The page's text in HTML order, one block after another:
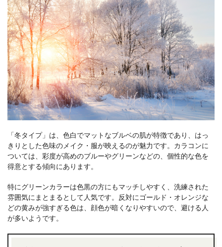
「冬タイプ」は、色白でマットなブルベの肌が特徴であり、はっ
きりとした色味のメイク・服が映えるのが魅力です。カラコンに
ついては、彩度が高めのブルーやグリーンなどの、個性的な色を
得意とする傾向にあります。
特にグリーンカラーは色黒の方にもマッチしやすく、洗練された
雰囲気にまとまるとして人気です。反対にゴールド・オレンジな
どの黄みが強すぎる色は、顔色が暗くなりやすいので、避ける人
が多いようです。